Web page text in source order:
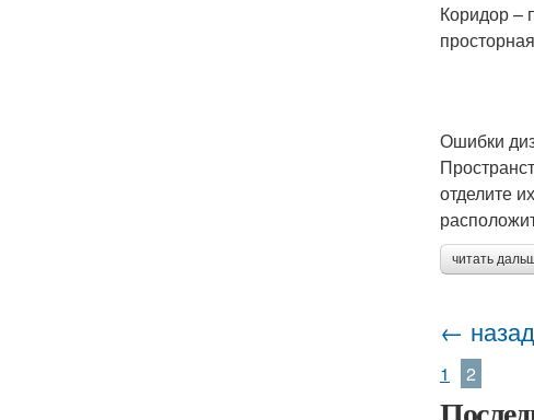
Коридор –
Ошибки
отделите
читать
← назад
1 2